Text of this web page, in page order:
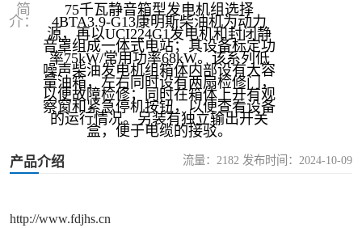
简
介：
75千瓦静音箱型发电机组选择
4BTA3.9-G13康明斯柴油机为动力
源，再以UCI224G1发电机和封闭静
音罩组成一体式电站；其设备标定功
率75kW/常用功率68kW。该系列低
噪声柴油发电机组箱体内部设有大容
量油箱，左右同时设有两扇检修门，
以便故障检修；同时在箱体上开有观
察窗和紧急停机按钮，以便查看设备
的运行情况。另装有独立输出开关
盒，便于电缆的接驳。
产品介绍 流量：2182 发布时间：2024-10-09
http://www.fdjhs.cn